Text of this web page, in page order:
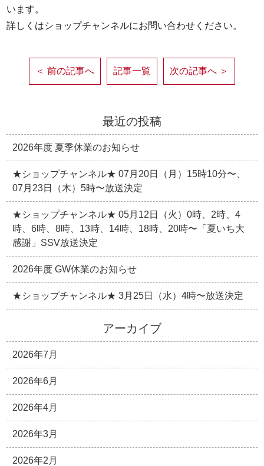
います。
詳しくはショップチャンネルにお問い合わせください。
＜ 前の記事へ 記事一覧 次の記事へ ＞
最近の投稿
2026年度 夏季休業のお知らせ
★ショップチャンネル★ 07月20日（月）15時10分〜、
07月23日（木）5時〜放送決定
★ショップチャンネル★ 05月12日（火）0時、2時、4
時、6時、8時、13時、14時、18時、20時〜「夏いち大
感謝」SSV放送決定
2026年度 GW休業のお知らせ
★ショップチャンネル★ 3月25日（水）4時〜放送決定
アーカイブ
2026年7月
2026年6月
2026年4月
2026年3月
2026年2月